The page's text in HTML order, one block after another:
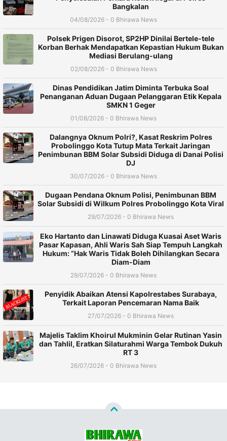
Bangkalan
04/08/2026 - 0 Bhirawa News
Polsek Prigen Disorot, SP2HP Dinilai Bertele-tele
Korban Berhak Mendapatkan Kepastian Hukum Bukan
Mediasi Berulang-ulang
02/08/2026 - 0 Bhirawa News
Dinas Pendidikan Jatim Diminta Terbuka Soal
Penanganan Aduan Dugaan Pelanggaran Etik Kepala
SMKN 1 Geger
01/08/2026 - 0 Bhirawa News
Dalangnya Oknum Polri?, Kasat Reskrim Polres
Probolinggo Kota Tutup Mata Terkait Jaringan
Penimbunan BBM Solar Subsidi Diduga di Danai Polisi
DJ
30/07/2026 - 0 Bhirawa News
Dugaan Pendana Oknum Polisi, Penimbunan BBM
Solar Subsidi di Wilkum Polres Probolinggo Kota Viral
29/07/2026 - 0 Bhirawa News
Eko Hartanto dan Linawati Diduga Kuasai Aset Waris
Pasar Kapasan, Ahli Waris Sah Siap Tempuh Langkah
Hukum: “Hak Waris Tidak Boleh Dihilangkan Secara
Diam-Diam
29/07/2026 - 0 Bhirawa News
Penyidik Abaikan Atensi Kapolrestabes Surabaya,
Terkait Laporan Pencemaran Nama Baik
27/07/2026 - 0 Bhirawa News
Majelis Taklim Khoirul Mukminin Gelar Rutinan Yasin
dan Tahlil, Eratkan Silaturahmi Warga Tembok Dukuh
RT 3
26/07/2026 - 0 Bhirawa News